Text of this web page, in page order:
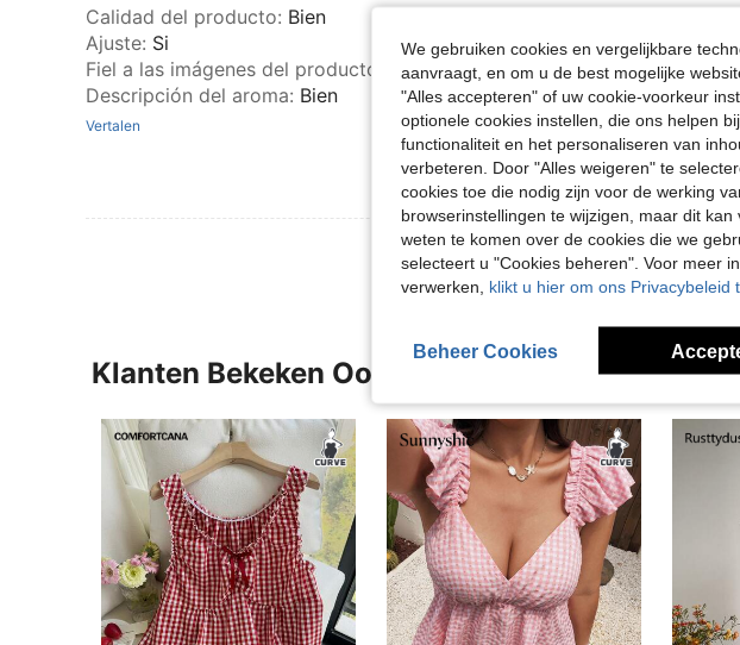
Calidad del producto: Bien
Ajuste: Si
Fiel a las imágenes del producto
Si
Descripción del aroma: Bien
Vertalen
Klanten Bekeken Ook
We gebruiken cookies en vergelijkbare
aanvraagt, en om u de best mogelijke
"Alles accepteren" of uw cookie-voorkeur
optionele cookies instellen, die ons helpen
functionaliteit en het personaliseren van
verbeteren. Door "Alles weigeren" te
cookies toe die nodig zijn voor de werking
browserinstellingen te wijzigen, maar dit
weten te komen over de cookies die we
selecteert u "Cookies beheren". Voor meer
verwerken, klikt u hier om ons Privacybeleid
Beheer Cookies